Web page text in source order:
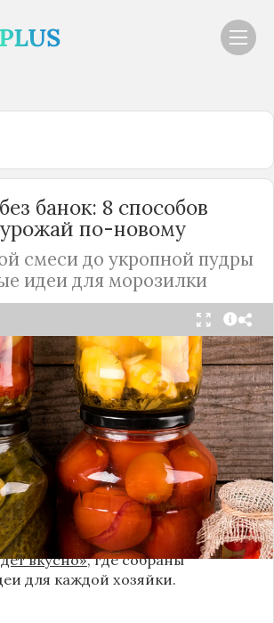
банок: 8 способов
урожай по-новому
смеси до укропной пудры
идеи для морозилки
приходит пора богатого
сохранить максимум летних
в банки — это, безусловно,
никуда не уходит из нашей
подход к хранению
что есть и более простые,
способы.
своими любимыми рецептами
стерилизаций. Подробнее и с
их можно найти на
вкусно», где собраны
для каждой хозяйки.